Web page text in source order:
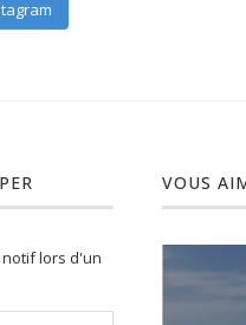
lors d'un
VOUS